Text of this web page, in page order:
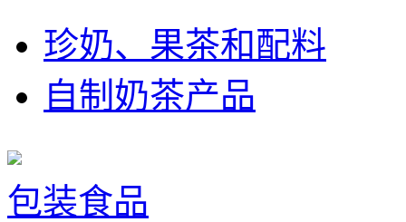
珍奶、果茶和配料
自制奶茶产品
包装食品